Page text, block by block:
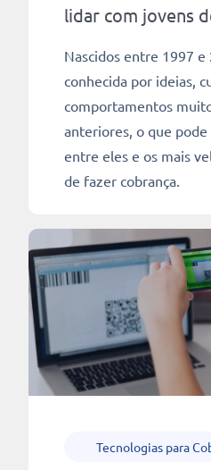
lidar com jovens
Nascidos entre 1997 e
conhecida por ideias,
comportamentos
anteriores, o que
entre eles e os mais
de fazer cobrança.
8 min
Tecnologias para